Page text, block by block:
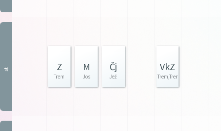
st Z
Trem
M
Jos
Čj
Jež
VkZ
Trem,Trem